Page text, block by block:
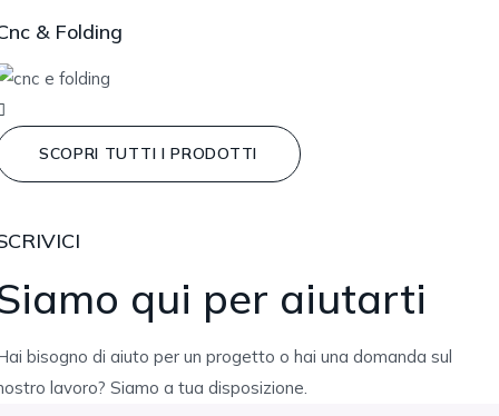
& Folding
SCOPRI TUTTI I PRODOTTI
qui per aiutarti
bisogno di aiuto per un progetto o hai una domanda sul
lavoro? Siamo a tua disposizione.